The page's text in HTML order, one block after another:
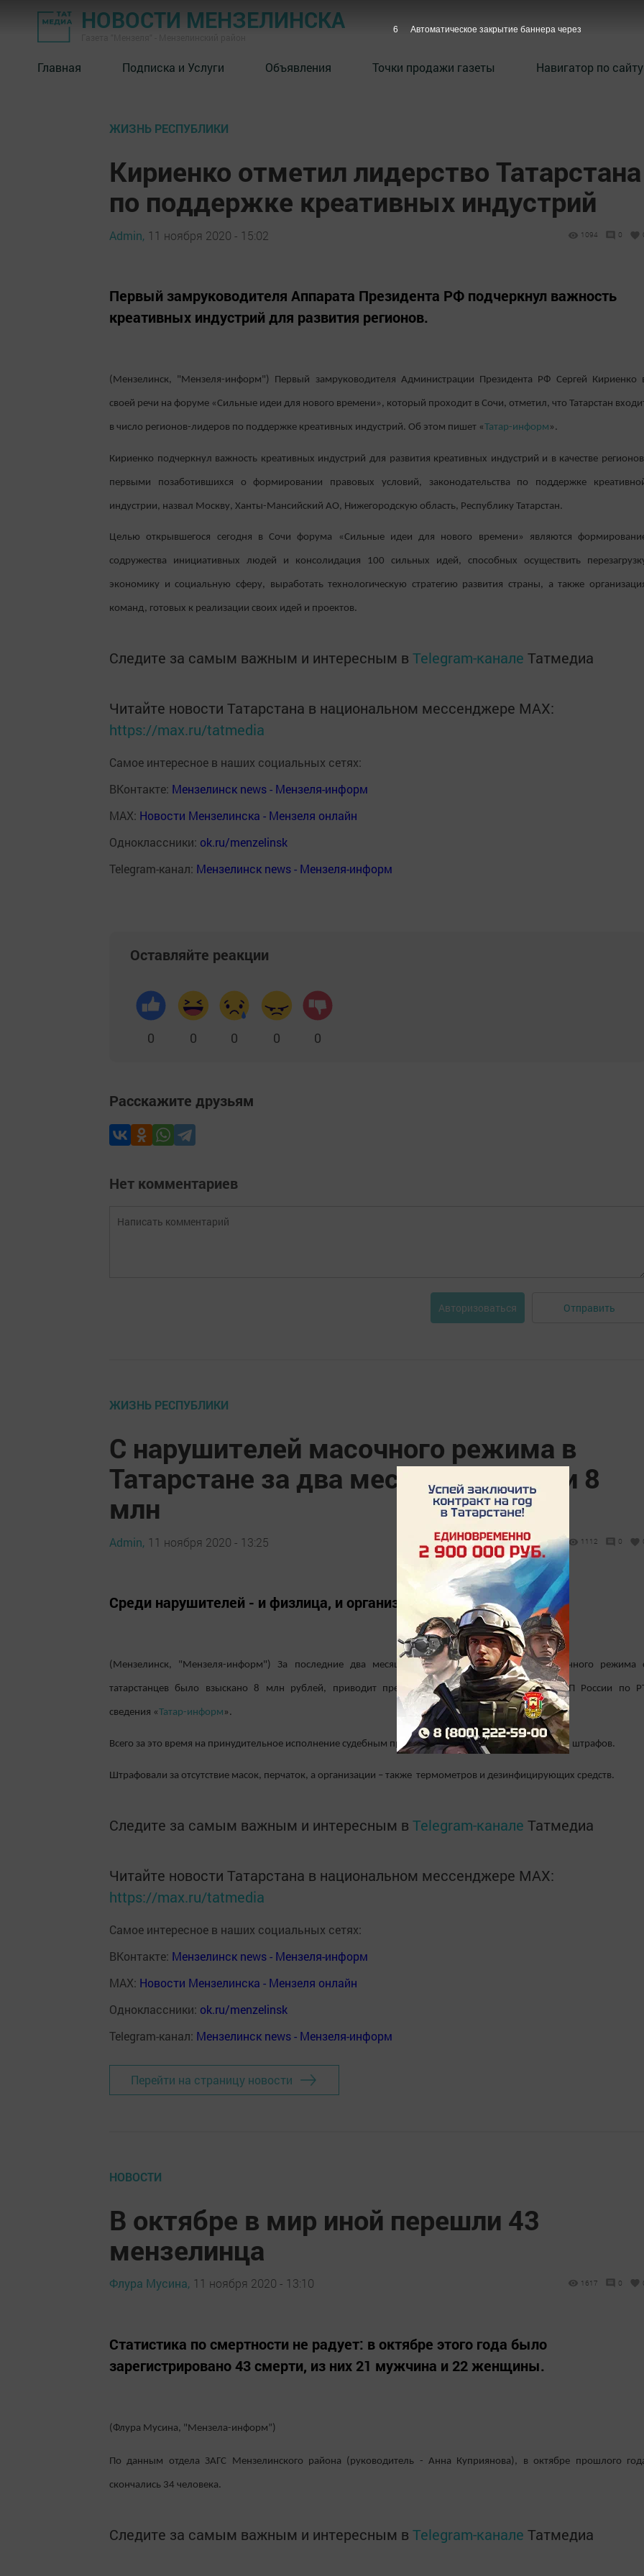
НОВОСТИ МЕНЗЕЛИНСКА
Главная Подписка и Услуги Объявления Точки продажи газеты Навигатор по сайту
ЖИЗНЬ РЕСПУБЛИКИ
Кириенко отметил лидерство Татарстана
по поддержке креативных индустрий
Admin, 11 ноября 2020 - 15:02 1094 0
Первый замруководителя Аппарата Президента РФ подчеркнул важность
креативных индустрий для развития регионов.
(Мензелинск, "Мензеля-информ") Первый замруководителя Администрации Президента РФ Сергей Кириенко
своей речи на форуме «Сильные идеи для нового времени», который проходит в Сочи, отметил, что Татарстан
в число регионов-лидеров по поддержке креативных индустрий. Об этом пишет «Татар-информ ».
Кириенко подчеркнул важность креативных индустрий для развития креативных индустрий и в качестве
первыми позаботившихся о формировании правовых условий, законодательства по поддержке
индустрии, назвал Москву, Ханты-Мансийский АО, Нижегородскую область, Республику Татарстан.
Целью открывшегося сегодня в Сочи форума «Сильные идеи для нового времени» являются
содружества инициативных людей и консолидация 100 сильных идей, способных осуществить
экономику и социальную сферу, выработать технологическую стратегию развития страны, а также
команд, готовых к реализации своих идей и проектов.
Следите за самым важным и интересным в Telegram-канале Татмедиа
Читайте новости Татарстана в национальном мессенджере MАХ:
https://max.ru/tatmedia
Самое интересное в наших социальных сетях:
ВКонтакте: Мензелинск news - Мензеля-информ
MAX: Новости Мензелинска - Мензеля онлайн
Одноклассники: ok.ru/menzelinsk
Telegram-канал: Мензелинск news - Мензеля-информ
Оставляйте реакции
0 0 0 0 0
Расскажите друзьям
Нет комментариев
Авторизоваться Отправить
ЖИЗНЬ РЕСПУБЛИКИ
С нарушителей масочного режима в
Татарстане за два месяца взыскали 8
млн
Admin, 11 ноября 2020 - 13:25 1112 0
Среди нарушителей - и физлица, и организации.
(Мензелинск, "Мензеля-информ") За последние два месяца приставами за нарушение масочного режима
татарстанцев было взыскано 8 млн рублей, приводит предоставленные пресс-службой УФССП России по
сведения «Татар-информ ».
Всего за это время на принудительное исполнение судебным приставам поступило порядка 18 тысяч штрафов.
Штрафовали за отсутствие масок, перчаток, а организации – также термометров и дезинфицирующих средств.
Следите за самым важным и интересным в Telegram-канале Татмедиа
Читайте новости Татарстана в национальном мессенджере MАХ:
https://max.ru/tatmedia
Самое интересное в наших социальных сетях:
ВКонтакте: Мензелинск news - Мензеля-информ
MAX: Новости Мензелинска - Мензеля онлайн
Одноклассники: ok.ru/menzelinsk
Telegram-канал: Мензелинск news - Мензеля-информ
Перейти на страницу новости
НОВОСТИ
В октябре в мир иной перешли 43
мензелинца
Флура Мусина, 11 ноября 2020 - 13:10 1617 0
Статистика по смертности не радует: в октябре этого года было
зарегистрировано 43 смерти, из них 21 мужчина и 22 женщины.
(Флура Мусина, "Мензела-информ”)
По данным отдела ЗАГС Мензелинского района (руководитель - Анна Куприянова), в октябре прошлого
скончались 34 человека.
Следите за самым важным и интересным в Telegram-канале Татмедиа
5 Автоматическое закрытие баннера через